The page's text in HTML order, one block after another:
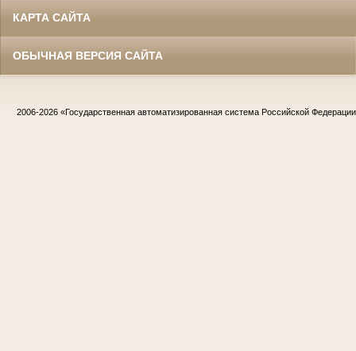
КАРТА САЙТА
ОБЫЧНАЯ ВЕРСИЯ САЙТА
2006-2026 «Государственная автоматизированная система Российской